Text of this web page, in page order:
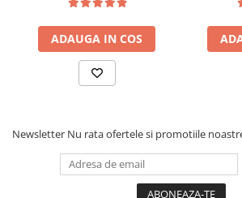
tip Bonell, fata vara-iarna,
sistem de aerisire cu
butoni, Salt Confort
ADAUGA IN COS
Newsletter Nu rata ofertele si promotiile